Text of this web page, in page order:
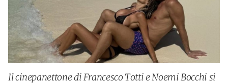
Il cinepanettone di Francesco Totti e Noemi Bocchi si